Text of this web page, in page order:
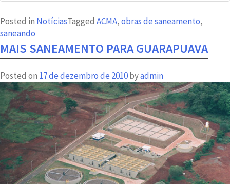
Posted in NotíciasTagged ACMA,obras de saneamento,
saneando
MAIS SANEAMENTO PARA GUARAPUAVA
Posted on 17 de dezembro de 2010byadmin